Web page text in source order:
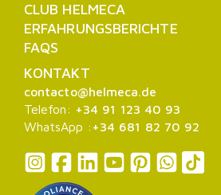
CLUB HELMECA
ERFAHRUNGSBERICHTE
FAQS
KONTAKT
contacto@helmeca.de
Telefon: +34 91 123 40 93
WhatsApp : +34 681 82 70 92